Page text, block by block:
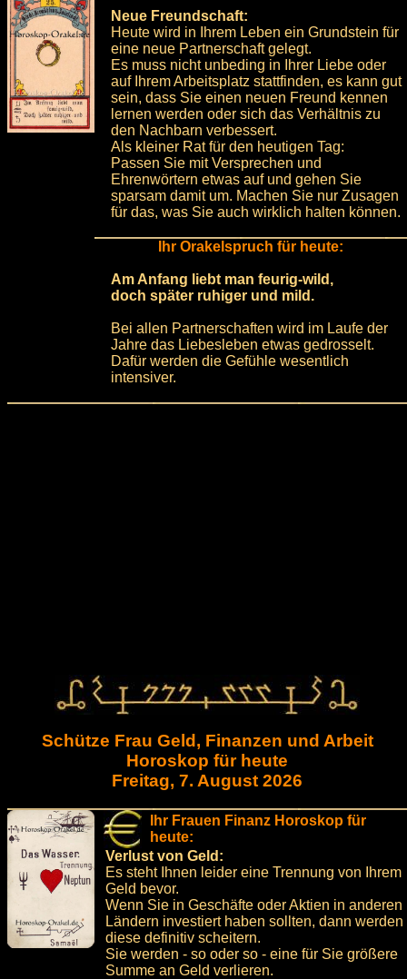
Neue Freundschaft:
Heute wird in Ihrem Leben ein Grundstein für
eine neue Partnerschaft gelegt.
Es muss nicht unbeding in Ihrer Liebe oder
auf Ihrem Arbeitsplatz stattfinden, es kann gut
sein, dass Sie einen neuen Freund kennen
lernen werden oder sich das Verhältnis zu
den Nachbarn verbessert.
Als kleiner Rat für den heutigen Tag:
Passen Sie mit Versprechen und
Ehrenwörtern etwas auf und gehen Sie
sparsam damit um. Machen Sie nur Zusagen
für das, was Sie auch wirklich halten können.
Ihr Orakelspruch für heute:
Am Anfang liebt man feurig-wild,
doch später ruhiger und mild.
Bei allen Partnerschaften wird im Laufe der
Jahre das Liebesleben etwas gedrosselt.
Dafür werden die Gefühle wesentlich
intensiver.
Schütze Frau Geld, Finanzen und Arbeit
Horoskop für heute
Freitag, 7. August 2026
Ihr Frauen Finanz Horoskop für
heute:
Verlust von Geld:
Es steht Ihnen leider eine Trennung von Ihrem
Geld bevor.
Wenn Sie in Geschäfte oder Aktien in anderen
Ländern investiert haben sollten, dann werden
diese definitiv scheitern.
Sie werden - so oder so - eine für Sie größere
Summe an Geld verlieren.